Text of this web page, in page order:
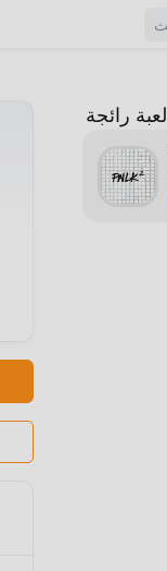
لعبة رائجة